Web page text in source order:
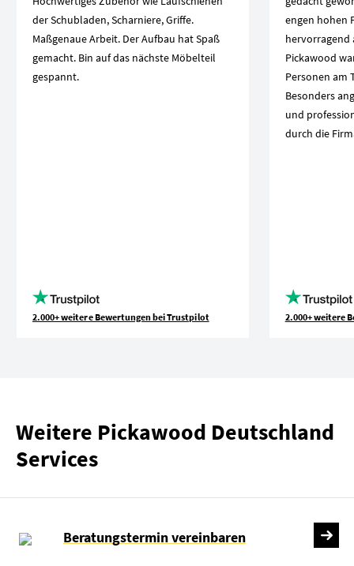
der Schubladen, Scharniere, Griffe.
Maßgenaue Arbeit. Der Aufbau hat Spaß
gemacht. Bin auf das nächste Möbelteil
gespannt.
2.000+ weitere Bewertungen bei Trustpilot
engen hohen
hervorragend
Pickawood
Personen am
Besonders
und
durch die
2.000+ weitere
Weitere Pickawood Deutschland
Services
Beratungstermin vereinbaren